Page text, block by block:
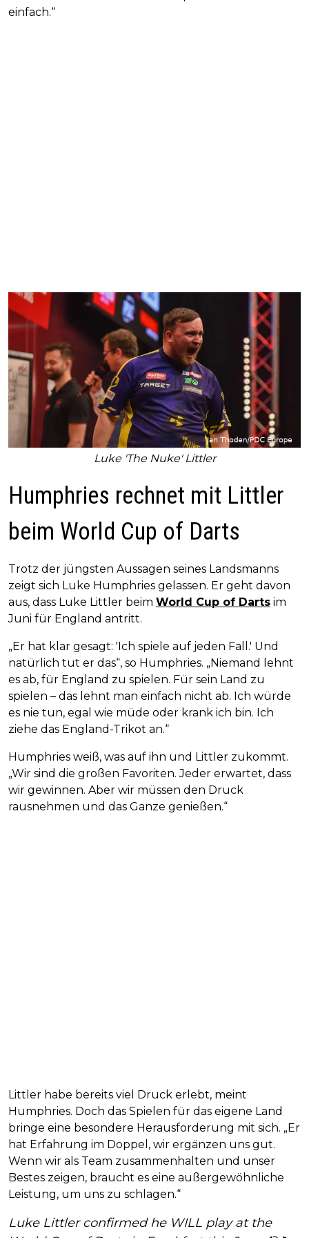
einfach.“
Luke 'The Nuke' Littler
Humphries rechnet mit Littler
beim World Cup of Darts
Trotz der jüngsten Aussagen seines Landsmanns
zeigt sich Luke Humphries gelassen. Er geht davon
aus, dass Luke Littler beim World Cup of Darts im
Juni für England antritt.
„Er hat klar gesagt: 'Ich spiele auf jeden Fall.' Und
natürlich tut er das“, so Humphries. „Niemand lehnt
es ab, für England zu spielen. Für sein Land zu
spielen – das lehnt man einfach nicht ab. Ich würde
es nie tun, egal wie müde oder krank ich bin. Ich
ziehe das England-Trikot an.“
Humphries weiß, was auf ihn und Littler zukommt.
„Wir sind die großen Favoriten. Jeder erwartet, dass
wir gewinnen. Aber wir müssen den Druck
rausnehmen und das Ganze genießen.“
Littler habe bereits viel Druck erlebt, meint
Humphries. Doch das Spielen für das eigene Land
bringe eine besondere Herausforderung mit sich. „Er
hat Erfahrung im Doppel, wir ergänzen uns gut.
Wenn wir als Team zusammenhalten und unser
Bestes zeigen, braucht es eine außergewöhnliche
Leistung, um uns zu schlagen.“
Luke Littler confirmed he WILL play at the